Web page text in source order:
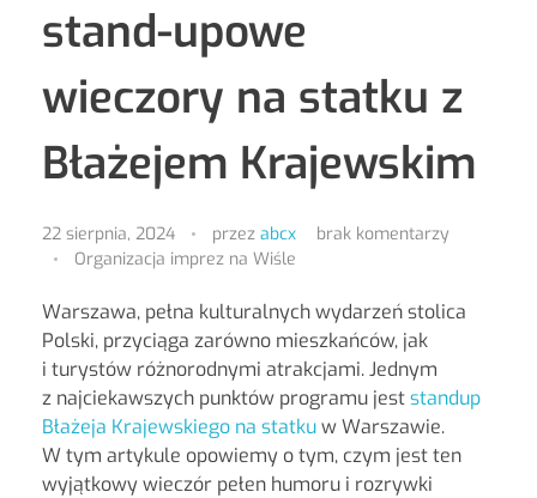
stand-upowe
wieczory na statku z
Błażejem Krajewskim
22 sierpnia, 2024 przez abcx
brak komentarzy
Organizacja imprez na Wiśle
Warszawa, pełna kulturalnych wydarzeń stolica
Polski, przyciąga zarówno mieszkańców, jak
i turystów różnorodnymi atrakcjami. Jednym
z najciekawszych punktów programu jeststandup
Błażeja Krajewskiego na statkuw Warszawie.
W tym artykule opowiemy o tym, czym jest ten
wyjątkowy wieczór pełen humoru i rozrywki